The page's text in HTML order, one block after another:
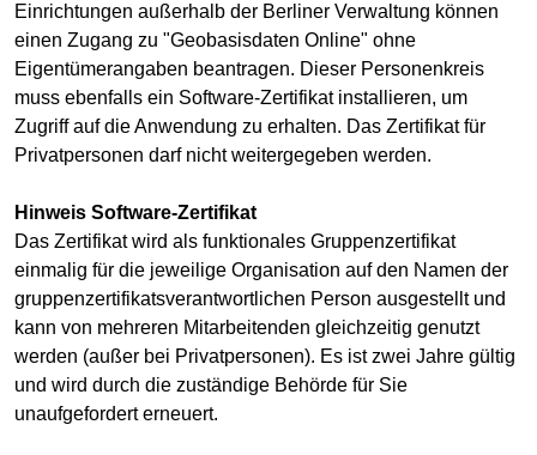
Einrichtungen außerhalb der Berliner Verwaltung können
einen Zugang zu "Geobasisdaten Online" ohne
Eigentümerangaben beantragen. Dieser Personenkreis
muss ebenfalls ein Software-Zertifikat installieren, um
Zugriff auf die Anwendung zu erhalten. Das Zertifikat für
Privatpersonen darf nicht weitergegeben werden.
Hinweis Software-Zertifikat
Das Zertifikat wird als funktionales Gruppenzertifikat
einmalig für die jeweilige Organisation auf den Namen der
gruppenzertifikatsverantwortlichen Person ausgestellt und
kann von mehreren Mitarbeitenden gleichzeitig genutzt
werden (außer bei Privatpersonen). Es ist zwei Jahre gültig
und wird durch die zuständige Behörde für Sie
unaufgefordert erneuert.